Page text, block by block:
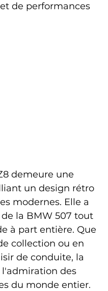
de performances
demeure une
un design rétro
modernes. Elle a
la BMW 507 tout
à part entière. Que
collection ou en
de conduite, la
des
du monde entier.